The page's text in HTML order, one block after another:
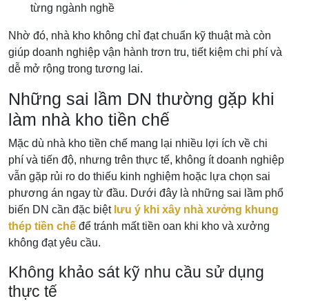
từng ngành nghề
Nhờ đó, nhà kho không chỉ đạt chuẩn kỹ thuật mà còn
giúp doanh nghiệp vận hành trơn tru, tiết kiệm chi phí và
dễ mở rộng trong tương lai.
Những sai lầm DN thường gặp khi
làm nhà kho tiền chế
Mặc dù nhà kho tiền chế mang lại nhiều lợi ích về chi
phí và tiến độ, nhưng trên thực tế, không ít doanh nghiệp
vẫn gặp rủi ro do thiếu kinh nghiệm hoặc lựa chọn sai
phương án ngay từ đầu. Dưới đây là những sai lầm phổ
biến DN cần đặc biệt lưu ý khi xây nhà xưởng khung
thép tiền chế để tránh mất tiền oan khi kho và xưởng
không đạt yêu cầu.
Không khảo sát kỹ nhu cầu sử dụng
thực tế